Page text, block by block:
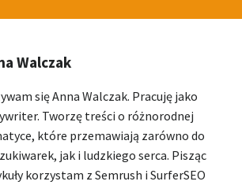
Walczak
się Anna Walczak. Pracuję jako
Tworzę treści o różnorodnej
które przemawiają zarówno do
jak i ludzkiego serca. Pisząc
korzystam z Semrush i SurferSEO